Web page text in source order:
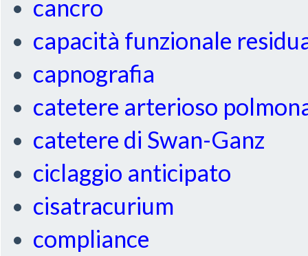
cancro
capacità funzionale
capnografia
catetere arterioso
catetere di Swan-Ganz
ciclaggio anticipato
cisatracurium
compliance